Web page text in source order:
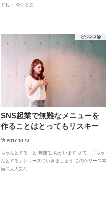
すね～ 今回と次…
ビジネス論
SNS起業で無難なメニューを
作ることはとってもリスキー
2017.10.13
ちゃんとする…と”無難”はちがいます さて、「ちゃ
んとする」シリーズにいきましょう このシリーズ本
当に大人気な…